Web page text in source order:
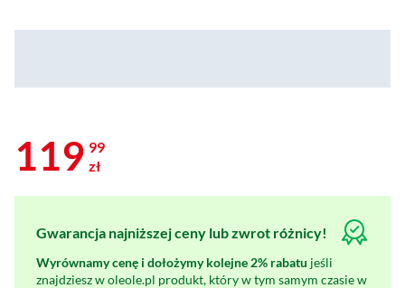
119 99
zł
Gwarancja najniższej ceny lub zwrot różnicy!
Wyrównamy cenę i dołożymy kolejne 2% rabatu jeśli
znajdziesz w oleole.pl produkt, który w tym samym czasie w